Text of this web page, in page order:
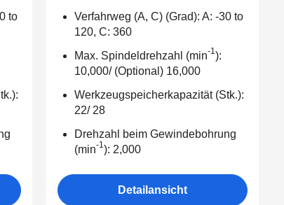
to
Verfahrweg (A, C) (Grad): A: -30 to
120, C: 360
Max. Spindeldrehzahl (min-1):
10,000/ (Optional) 16,000
Werkzeugspeicherkapazität (Stk.):
22/ 28
Drehzahl beim Gewindebohrung
(min-1): 2,000
Detailansicht